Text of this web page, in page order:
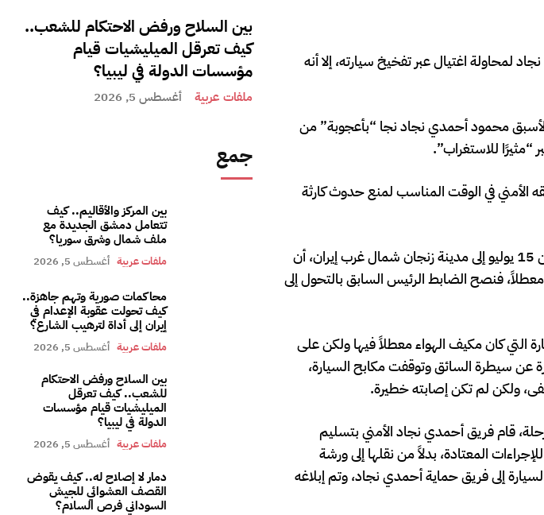
بين السلاح ورفض الاحتكام للشعب..
كيف تعرقل الميليشيات قيام
مؤسسات الدولة في ليبيا؟
ملفات عربية أغسطس 5, 2026
جمع
بين المركز والأقاليم.. كيف
تتعامل دمشق الجديدة مع
ملف شمال وشرق سوريا؟
ملفات عربية أغسطس 5, 2026
محاكمات صورية وتهم جاهزة..
كيف تحولت عقوبة الإعدام في
إيران إلى أداة لترهيب الشارع؟
ملفات عربية أغسطس 5, 2026
بين السلاح ورفض الاحتكام
للشعب.. كيف تعرقل
الميليشيات قيام مؤسسات
الدولة في ليبيا؟
ملفات عربية أغسطس 5, 2026
دمار لا إصلاح له.. كيف يقوض
القصف العشوائي للجيش
السوداني فرص السلام؟
لمحاولة اغتيال عبر تفخيخ سيارته، إلا أنه
الأسبق محمود أحمدي نجاد نجا “بأعجوبة” من
“مثيرًا للاستغراب”.
الأمني في الوقت المناسب لمنع حدوث كارثة
وأكد التقرير: “لاحظ كبير ضباط الأمن المرافقين للرئيس الإيراني الأسبق أثناء سفره مساء يوم الاثنين 15 يوليو إلى مدينة زنجان شمال غرب إيران، أن
فنصح الضابط الرئيس السابق بالتحول إلى
التي كان مكيف الهواء معطلاً فيها ولكن على
عن سيطرة السائق وتوقفت مكابح السيارة،
ولكن لم تكن إصابته خطيرة.
قام فريق أحمدي نجاد الأمني بتسليم
المعتادة، بدلاً من نقلها إلى ورشة
إلى فريق حماية أحمدي نجاد، وتم إبلاغه